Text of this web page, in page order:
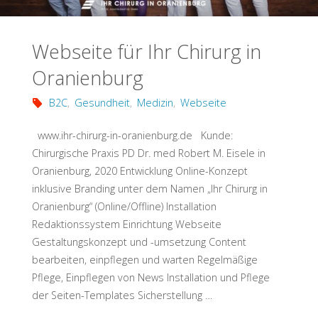
Webseite für Ihr Chirurg in
Oranienburg
B2C, Gesundheit, Medizin, Webseite
www.ihr-chirurg-in-oranienburg.de Kunde:
Chirurgische Praxis PD Dr. med Robert M. Eisele in
Oranienburg, 2020 Entwicklung Online-Konzept
inklusive Branding unter dem Namen „Ihr Chirurg in
Oranienburg“ (Online/Offline) Installation
Redaktionssystem Einrichtung Webseite
Gestaltungskonzept und -umsetzung Content
bearbeiten, einpflegen und warten Regelmäßige
Pflege, Einpflegen von News Installation und Pflege
der Seiten-Templates Sicherstellung …